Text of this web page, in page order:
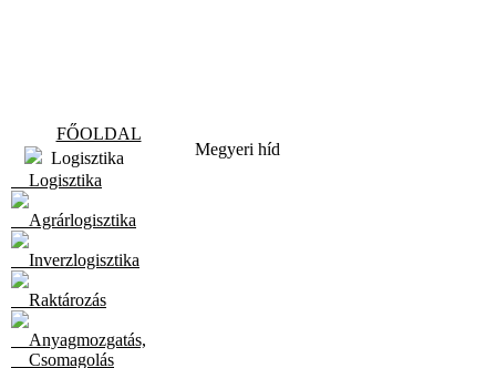
FŐOLDAL
Logisztika
Logisztika
Agrárlogisztika
Inverzlogisztika
Raktározás
Anyagmozgatás,
Csomagolás
Megyeri híd